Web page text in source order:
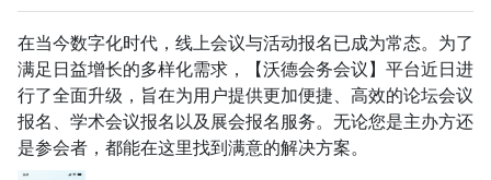
在当今数字化时代，线上会议与活动报名已成为常态。为了
满足日益增长的多样化需求，【沃德会务会议】平台近日进
行了全面升级，旨在为用户提供更加便捷、高效的论坛会议
报名、学术会议报名以及展会报名服务。无论您是主办方还
是参会者，都能在这里找到满意的解决方案。